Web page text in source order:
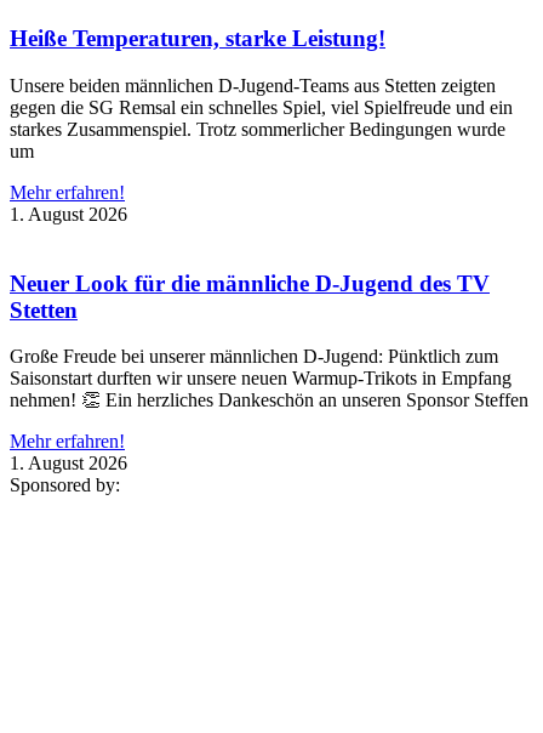
Heiße Temperaturen, starke Leistung!
Unsere beiden männlichen D-Jugend-Teams aus Stetten zeigten
gegen die SG Remsal ein schnelles Spiel, viel Spielfreude und ein
starkes Zusammenspiel. Trotz sommerlicher Bedingungen wurde
um
Mehr erfahren!
1. August 2026
Neuer Look für die männliche D-Jugend des TV
Stetten
Große Freude bei unserer männlichen D-Jugend: Pünktlich zum
Saisonstart durften wir unsere neuen Warmup-Trikots in Empfang
nehmen! 👏 Ein herzliches Dankeschön an unseren Sponsor Steffen
Mehr erfahren!
1. August 2026
Sponsored by: